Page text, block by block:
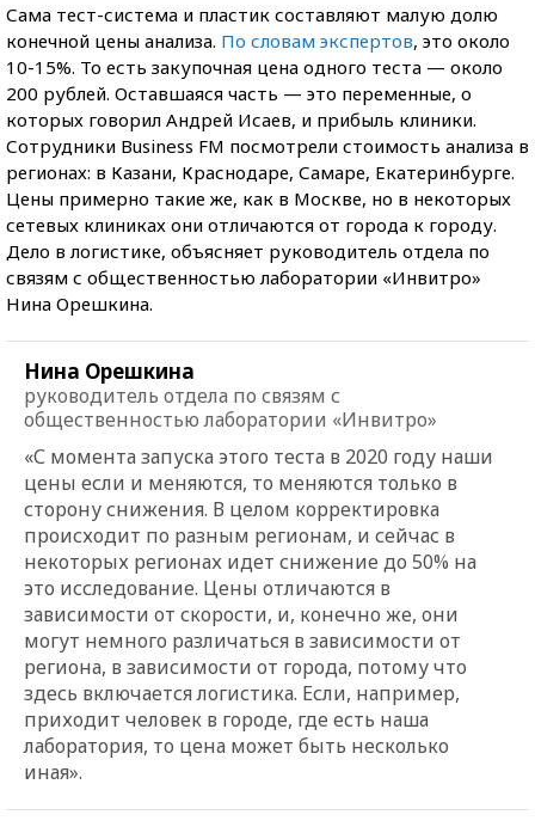
Сама тест-система и пластик составляют малую долю
конечной цены анализа. По словам экспертов, это около
10-15%. То есть закупочная цена одного теста — около
200 рублей. Оставшаяся часть — это переменные, о
которых говорил Андрей Исаев, и прибыль клиники.
Сотрудники Business FM посмотрели стоимость анализа в
регионах: в Казани, Краснодаре, Самаре, Екатеринбурге.
Цены примерно такие же, как в Москве, но в некоторых
сетевых клиниках они отличаются от города к городу.
Дело в логистике, объясняет руководитель отдела по
связям с общественностью лаборатории «Инвитро»
Нина Орешкина.
Нина Орешкина
руководитель отдела по связям с
общественностью лаборатории «Инвитро»
«С момента запуска этого теста в 2020 году наши
цены если и меняются, то меняются только в
сторону снижения. В целом корректировка
происходит по разным регионам, и сейчас в
некоторых регионах идет снижение до 50% на
это исследование. Цены отличаются в
зависимости от скорости, и, конечно же, они
могут немного различаться в зависимости от
региона, в зависимости от города, потому что
здесь включается логистика. Если, например,
приходит человек в городе, где есть наша
лаборатория, то цена может быть несколько
иная».